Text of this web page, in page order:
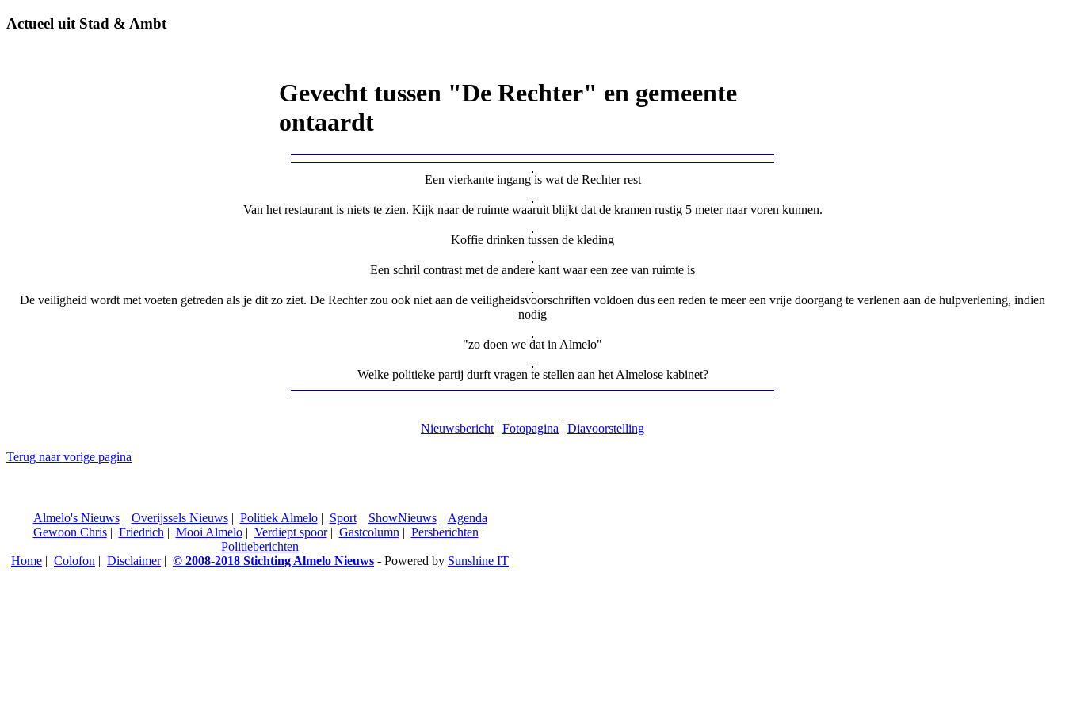
Actueel uit Stad & Ambt
Gevecht tussen "De Rechter" en gemeente
ontaardt
Een vierkante ingang is wat de Rechter rest
Van het restaurant is niets te zien. Kijk naar de ruimte waaruit blijkt dat de kramen rustig 5 meter naar voren kunnen.
Koffie drinken tussen de kleding
Een schril contrast met de andere kant waar een zee van ruimte is
De veiligheid wordt met voeten getreden als je dit zo ziet. De Rechter zou ook niet aan de veiligheidsvoorschriften voldoen dus een reden te meer een vrije doorgang te verlenen aan de hulpverlening, indien
nodig
"zo doen we dat in Almelo"
Welke politieke partij durft vragen te stellen aan het Almelose kabinet?
Nieuwsbericht | Fotopagina | Diavoorstelling
Terug naar vorige pagina
Almelo's Nieuws| Overijssels Nieuws| Politiek Almelo| Sport| ShowNieuws| Agenda
Gewoon Chris| Friedrich | Mooi Almelo| Verdiept spoor| Gastcolumn | Persberichten |
Politieberichten
Home | Colofon | Disclaimer| © 2008-2018 Stichting Almelo Nieuws - Powered by Sunshine IT